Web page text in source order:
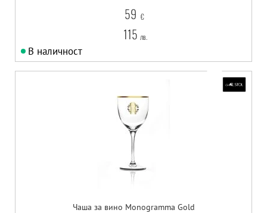
59 €
115 лв.
В наличност
Чаша за вино Monogramma Gold